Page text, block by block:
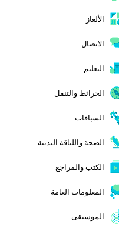
الألغاز
الاتصال
التعليم
الخرائط والتنقل
السباقات
الصحة واللياقة البدنية
الكتب والمراجع
المعلومات العامة
الموسيقى